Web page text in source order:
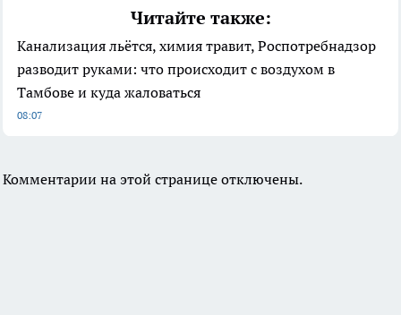
Читайте также:
Канализация льётся, химия травит, Роспотребнадзор
разводит руками: что происходит с воздухом в
Тамбове и куда жаловаться
08:07
Комментарии на этой странице отключены.